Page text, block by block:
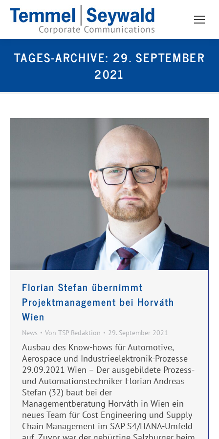
TAGES-ARCHIVE: 29. SEPTEMBER
2021
Florian Stefan übernimmt
Projektmanagement bei Horváth
Wien
News Von TSP Redaktion 29. September 2021
Ausbau des Know-hows für Automotive,
Aerospace und Industrieelektronik-Prozesse
29.09.2021 Wien – Der ausgebildete Prozess-
und Automationstechniker Florian Andreas
Stefan (32) baut bei der
Managementberatung Horváth in Wien ein
neues Team für Cost Engineering und Supply
Chain Management im SAP S4/HANA-Umfeld